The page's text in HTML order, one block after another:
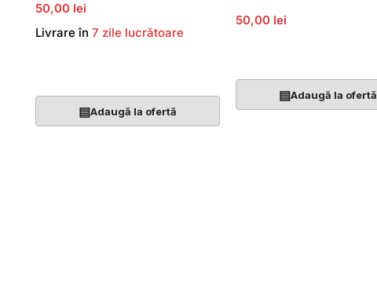
50,00 lei
Livrare în 7 zile lucrătoare
▤Adaugă la ofertă
50,00 lei
▤Adaugă la ofertă